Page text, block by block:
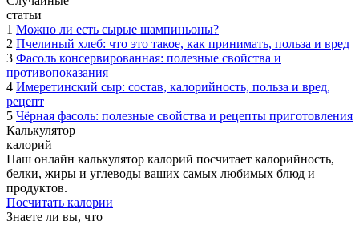
статьи
1 Можно ли есть сырые шампиньоны?
2 Пчелиный хлеб: что это такое, как принимать, польза и вред
3 Фасоль консервированная: полезные свойства и
противопоказания
4 Имеретинский сыр: состав, калорийность, польза и вред,
рецепт
5 Чёрная фасоль: полезные свойства и рецепты приготовления
Калькулятор
калорий
Наш онлайн калькулятор калорий посчитает калорийность,
белки, жиры и углеводы ваших самых любимых блюд и
продуктов.
Посчитать калории
Знаете ли вы, что